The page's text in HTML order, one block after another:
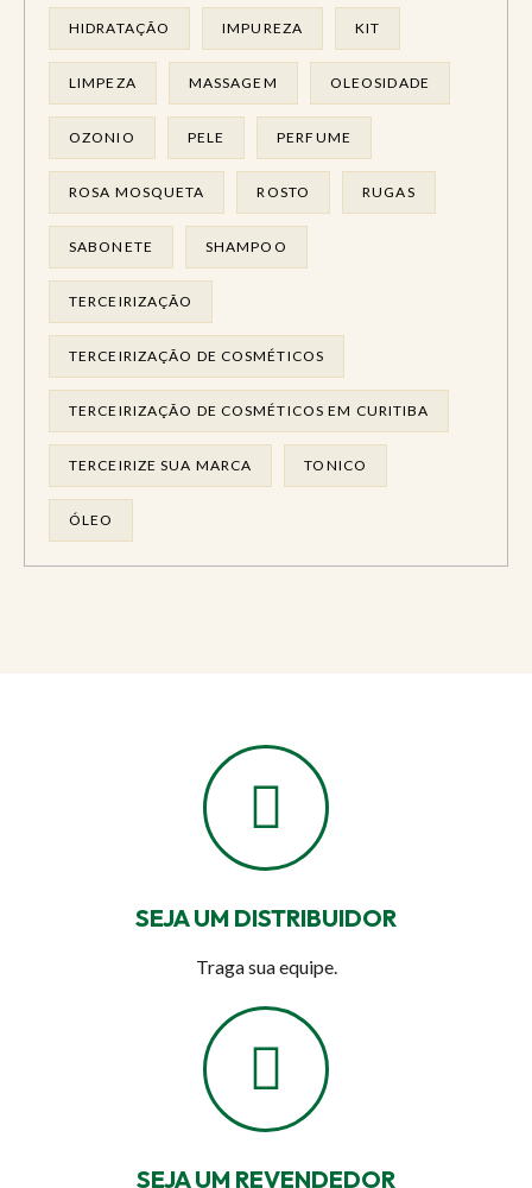
HIDRATAÇÃO IMPUREZA KIT
LIMPEZA MASSAGEM OLEOSIDADE
OZONIO PELE PERFUME
ROSA MOSQUETA ROSTO RUGAS
SABONETE SHAMPOO
TERCEIRIZAÇÃO
TERCEIRIZAÇÃO DE COSMÉTICOS
TERCEIRIZAÇÃO DE COSMÉTICOS EM CURITIBA
TERCEIRIZE SUA MARCA TONICO
ÓLEO
SEJA UM DISTRIBUIDOR
Traga sua equipe.
SEJA UM REVENDEDOR